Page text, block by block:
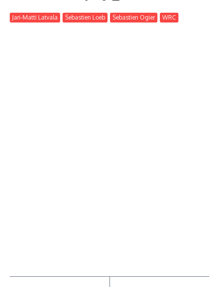
Jari-Matti Latvala Sebastien Loeb Sebastien Ogier WRC